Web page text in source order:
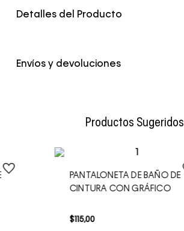
Detalles del Producto
Color Rosado
Envíos y devoluciones
Productos Sugeridos
PANTALONETA DE BAÑO DE
CINTURA CON GRÁFICO
$115,00